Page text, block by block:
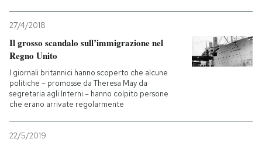
27/4/2018
Il grosso scandalo sull’immigrazione nel
Regno Unito
I giornali britannici hanno scoperto che alcune
politiche – promosse da Theresa May da
segretaria agli Interni – hanno colpito persone
che erano arrivate regolarmente
22/5/2019